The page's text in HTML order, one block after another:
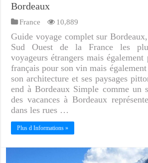
Bordeaux
France 10,889
Guide voyage complet sur
Sud Ouest de la France les
voyageurs étrangers mais également
français pour son vin mais
son architecture et ses paysages
end à Bordeaux Simple comme un
des vacances à Bordeaux
dans les rues …
Plus d Informations »